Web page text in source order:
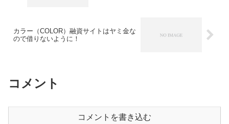
カラー（COLOR）融資サイトはヤミ金な
ので借りないように！
コメント
コメントを書き込む